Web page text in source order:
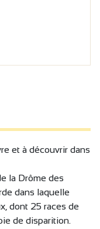
et à découvrir dans
la Drôme des
dans laquelle
dont 25 races de
de disparition.